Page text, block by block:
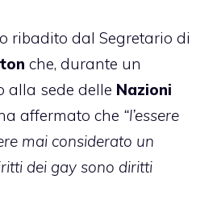
ribadito dal Segretario di
che, durante un
alla sede delle Nazioni
affermato che “l’essere
mai considerato un
dei gay sono diritti